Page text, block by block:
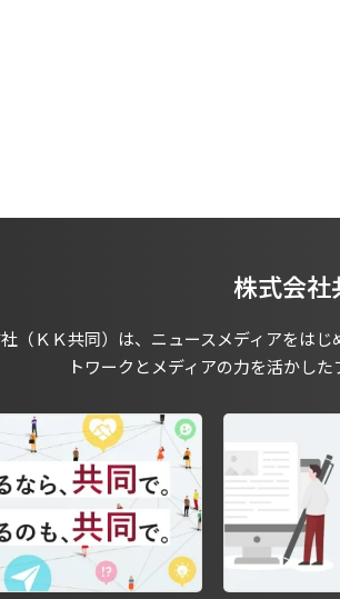
株式会社
（ＫＫ共同）は、ニュースメディアをは
トワークとメディアの力を活かし